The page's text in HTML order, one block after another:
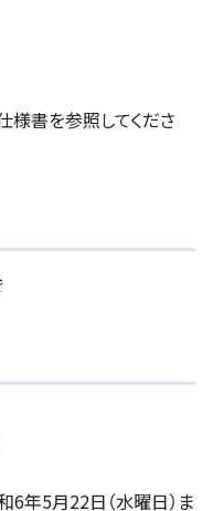
書を参照してくださ
6年5月22日（水曜日）ま